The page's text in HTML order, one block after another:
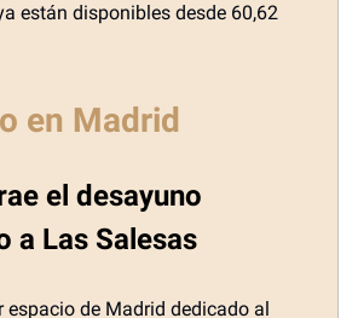
están disponibles desde 60,62
en Madrid
el desayuno
a Las Salesas
espacio de Madrid dedicado al